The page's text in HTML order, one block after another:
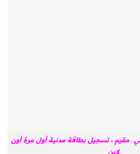
ـ مقيم ، تسجيل بطاقة مدنية أول مرة أون
لاين